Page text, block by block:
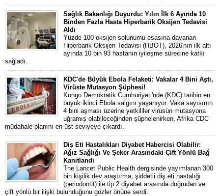
Sağlık Bakanlığı Duyurdu: Yılın İlk 6 Ayında 10
Binden Fazla Hasta Hiperbarik Oksijen Tedavisi
Aldı
Yüzde 100 oksijen solunumu esasına dayanan
Hiperbarik Oksijen Tedavisi (HBOT), 2026'nın ilk altı
ayında 10 bin 93 hastanın iyileşme sürecine katkı
sağladı.
KDC'de Büyük Ebola Felaketi: Vakalar 4 Bini Aştı,
Virüste Mutasyon Şüphesi!
Kongo Demokratik Cumhuriyeti'nde (KDC) tarihin en
büyük ikinci Ebola salgını yaşanıyor. Vaka sayısının
4 bini aşması üzerine yetkililer virüsün mutasyona
uğramış olabileceğinden şüphelenirken, Afrika CDC
müdahale planını en üst seviyeye çıkardı.
Diş Eti Hastalıkları Diyabet Habercisi Olabilir:
Ağız Sağlığı Ve Şeker Arasındaki Çift Yönlü Bağ
Kanıtlandı
The Lancet Public Health dergisinde yayımlanan 300
bin kişilik dev araştırma, şiddetli diş eti hastalığı
(periodontit) ile tip 2 diyabet arasında doğrudan ve
çift yönlü bir ilişki bulunduğunu gözler önüne serdi.